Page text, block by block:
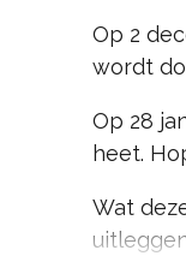
Op 2
wordt
Op 28
heet.
Wat